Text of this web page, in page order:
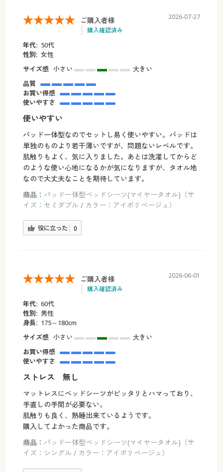
ご購入者様
購入確認済み
2026-07-27
年代: 50代
性別: 女性
サイズ感 小さい
大きい
品質
お買い得感
使いやすさ
使いやすい
パッド一体型なのでセットし易く使いやすい。パッドは
単独のものより若干薄いですが、問題ないレベルです。
肌触りもよく、気に入りました。あとは洗濯してからど
のような使い心地になるかが気になりますが、タオル地
なので大丈夫なことを期待しています。
商品： パッド一体型ベッドシーツ(マイヤータオル)（サ
イズ：セミダブル / カラー：アイボリベージュ）
役に立った 0
ご購入者様
購入確認済み
2026-06-01
年代: 60代
性別: 男性
身長: 175～180cm
サイズ感 小さい
大きい
お買い得感
使いやすさ
ストレス 無し
マットレスにベッドシーツがピッタリとハマっており、
手直しの手間が必要ない。
肌触りも良く、熟睡出来ているようです。
購入してよかった商品です。
商品： パッド一体型ベッドシーツ(マイヤータオル)（サ
イズ：シングル / カラー：アイボリベージュ）